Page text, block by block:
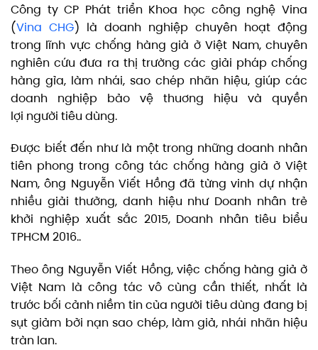
Công ty CP Phát triển Khoa học công nghệ Vina
(Vina CHG) là doanh nghiệp chuyên hoạt động
trong lĩnh vực chống hàng giả ở Việt Nam, chuyên
nghiên cứu đưa ra thị trường các giải pháp chống
hàng gỉa, làm nhái, sao chép nhãn hiệu, giúp các
doanh nghiệp bảo vệ thuơng hiệu và quyền
lợi người tiêu dùng.
Được biết đến như là một trong những doanh nhân
tiên phong trong công tác chống hàng giả ở Việt
Nam, ông Nguyễn Viết Hồng đã từng vinh dự nhận
nhiều giải thưởng, danh hiệu như Doanh nhân trẻ
khởi nghiệp xuất sắc 2015, Doanh nhân tiêu biểu
TPHCM 2016..
Theo ông Nguyễn Viết Hồng, việc chống hàng giả ở
Việt Nam là công tác vô cùng cần thiết, nhất là
trước bối cảnh niềm tin của người tiêu dùng đang bị
sụt giảm bởi nạn sao chép, làm giả, nhái nhãn hiệu
tràn lan.